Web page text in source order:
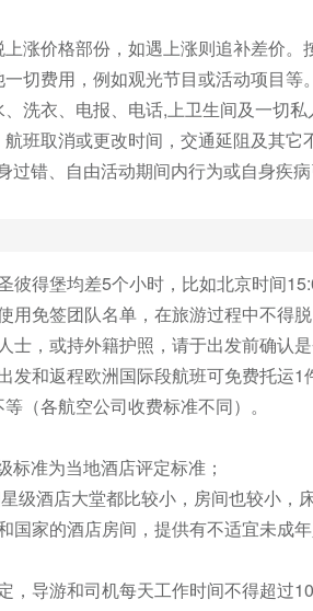
涨价格部份，如遇上涨则追补差价
切费用，例如观光节目或活动项目等
洗衣、电报、电话,上卫生间及一切
班取消或更改时间，交通延阻及其
过错、自由活动期间内行为或自身疾
彼得堡均差5个小时，比如北京时间
用免签团队名单，在旅游过程中不得
士，或持外籍护照，请于出发前确认
发和返程欧洲国际段航班可免费托运
（各航空公司收费标准不同）。
标准为当地酒店评定标准；
级酒店大堂都比较小，房间也较小，
国家的酒店房间，提供有不适宜未
，导游和司机每天工作时间不得超过